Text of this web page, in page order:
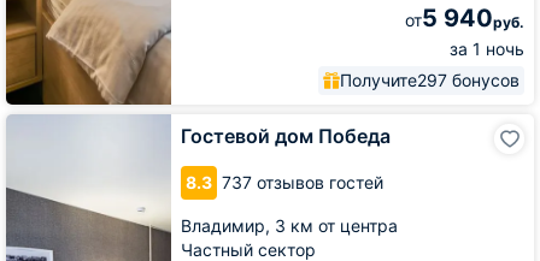
от5 940руб.
за 1 ночь
Получите297 бонусов
Гостевой дом Победа
8.3 737 отзывов гостей
Владимир, 3 км от центра
Частный сектор
Гостевой